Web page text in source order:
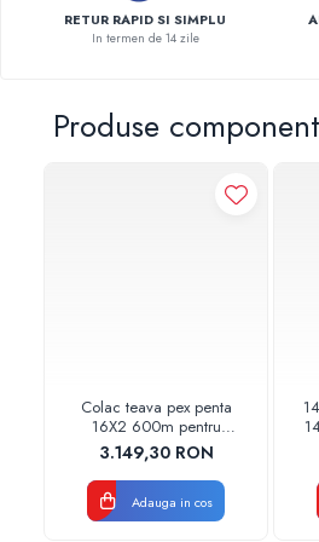
Pompe de caldura
RETUR RAPID SI SIMPLU
In termen de 14 zile
Produse
Colac teava pex penta
16X2 600m pentru
incalzire in pardoseala
PURMO
3.149,30 RON
Adauga in cos